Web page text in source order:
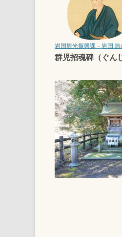
ペットと旅するい
観光大使のおすす
ポット
澄川喜一先生の作
に行こう
錦帯橋（常設）
キャラクター図鑑
岩国観光振興課－岩国
群児招魂碑（ぐん